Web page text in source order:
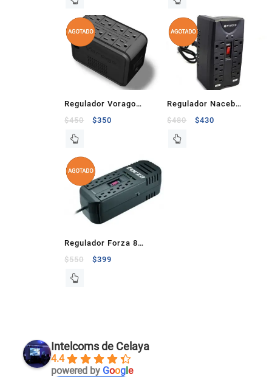
Regulador Vorago
1000VA 480W 8
Contactos
$450 $350
Regulador Naceb
Technology, 1400VA,
750W, Negro
$480 $430
Regulador Forza 8
Contactos 1200 VA
600W
$550 $399
Intelcoms de Celaya
4.4
powered by Google